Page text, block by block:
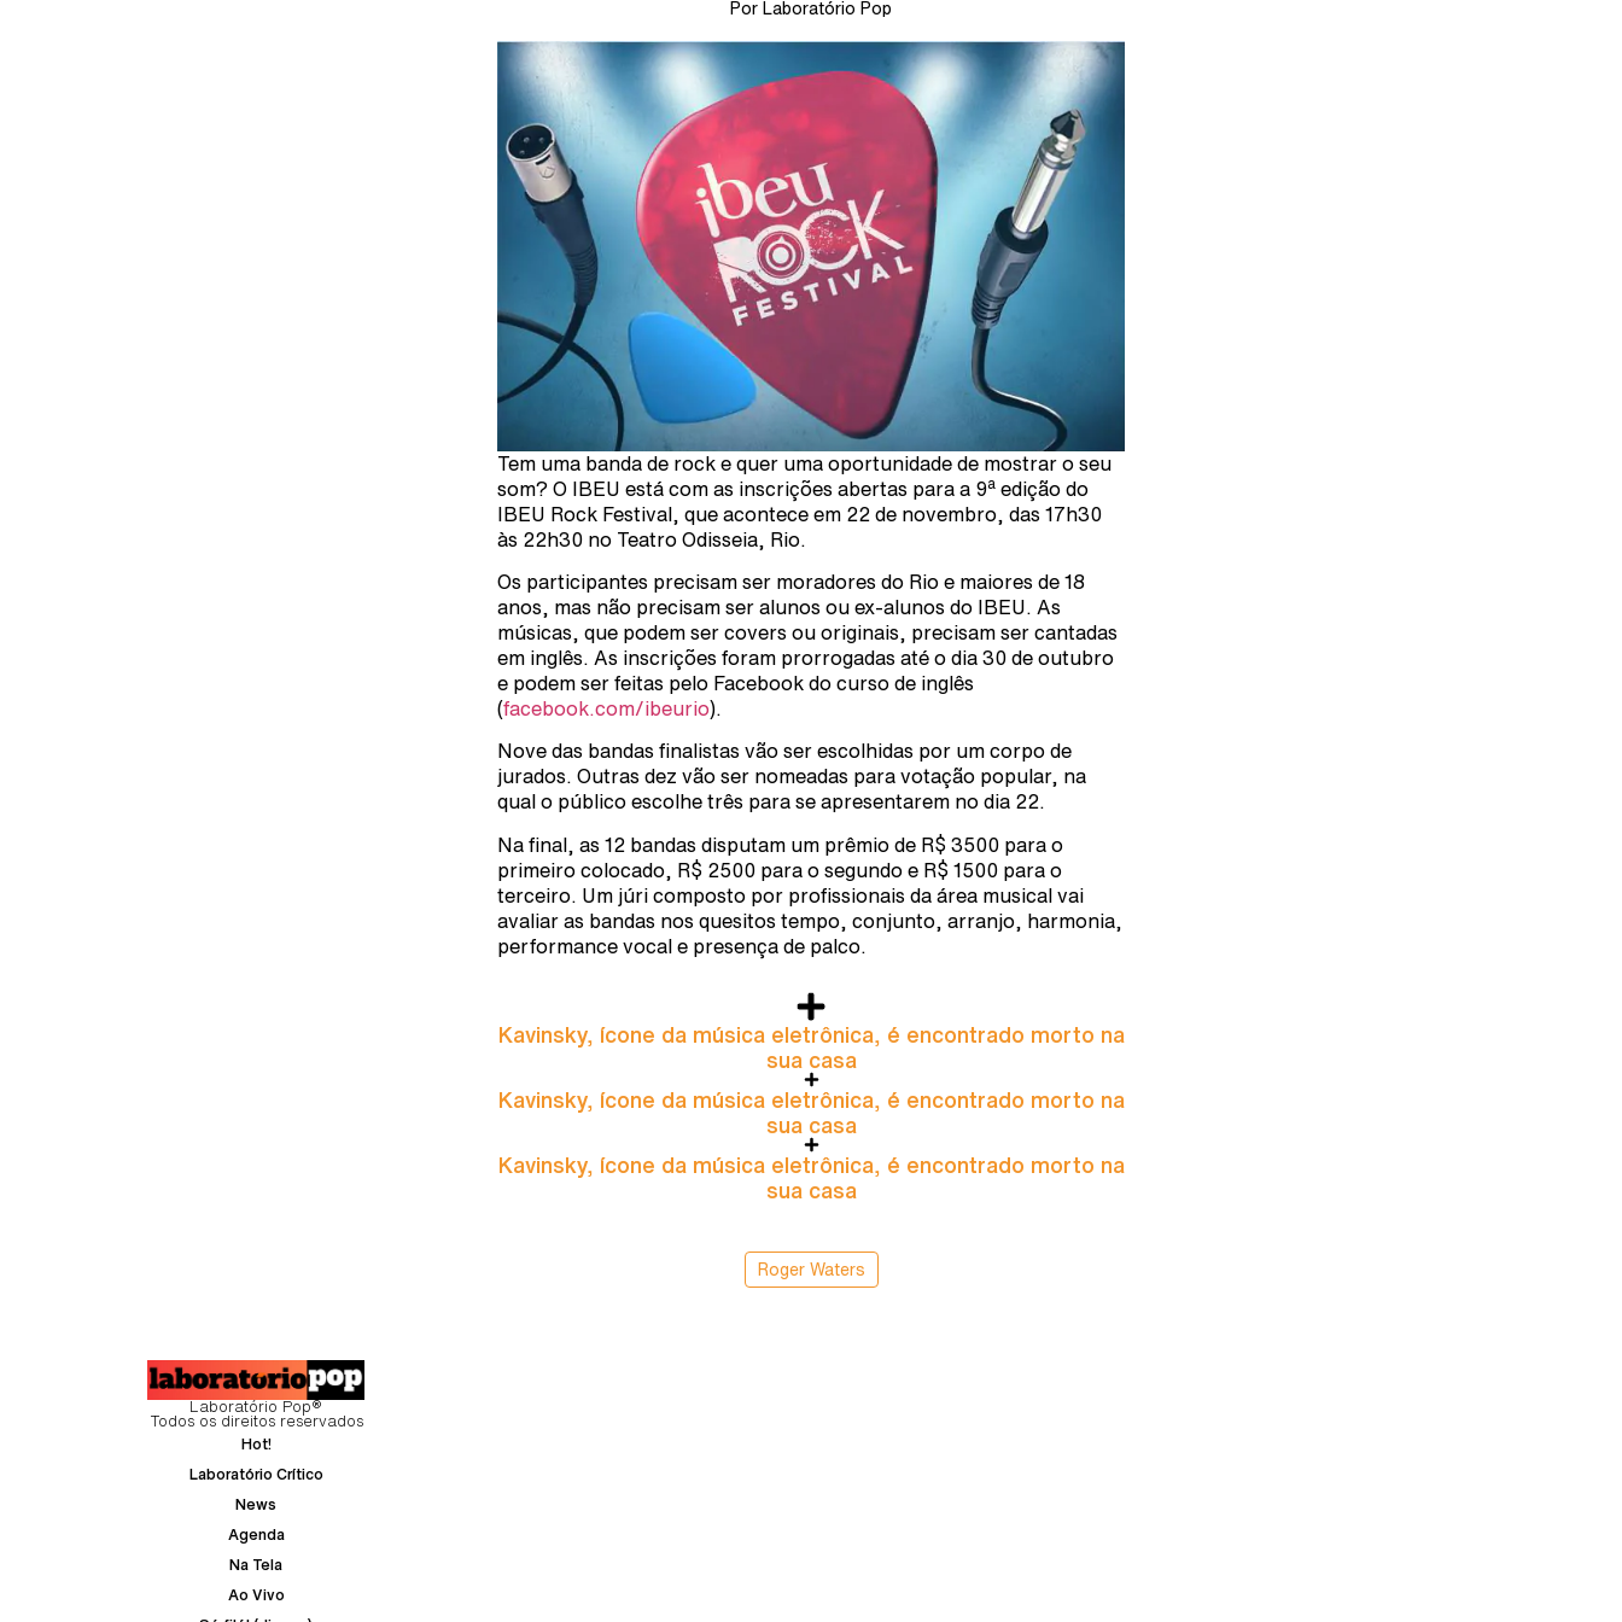
Por Laboratório Pop
Tem uma banda de rock e quer uma oportunidade de mostrar o seu
som? O IBEU está com as inscrições abertas para a 9a edição do
IBEU Rock Festival, que acontece em 22 de novembro, das 17h30
às 22h30 no Teatro Odisseia, Rio.
Os participantes precisam ser moradores do Rio e maiores de 18
anos, mas não precisam ser alunos ou ex-alunos do IBEU. As
músicas, que podem ser covers ou originais, precisam ser cantadas
em inglês. As inscrições foram prorrogadas até o dia 30 de outubro
e podem ser feitas pelo Facebook do curso de inglês
(facebook.com/ibeurio).
Nove das bandas finalistas vão ser escolhidas por um corpo de
jurados. Outras dez vão ser nomeadas para votação popular, na
qual o público escolhe três para se apresentarem no dia 22.
Na final, as 12 bandas disputam um prêmio de R$ 3500 para o
primeiro colocado, R$ 2500 para o segundo e R$ 1500 para o
terceiro. Um júri composto por profissionais da área musical vai
avaliar as bandas nos quesitos tempo, conjunto, arranjo, harmonia,
performance vocal e presença de palco.
Kavinsky, ícone da música eletrônica, é encontrado morto na
sua casa
Kavinsky, ícone da música eletrônica, é encontrado morto na
sua casa
Kavinsky, ícone da música eletrônica, é encontrado morto na
sua casa
Roger Waters
Laboratório Pop®
Todos os direitos reservados
Hot!
Laboratório Crítico
News
Agenda
Na Tela
Ao Vivo